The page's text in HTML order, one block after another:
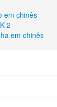
em chinês
2
em chinês